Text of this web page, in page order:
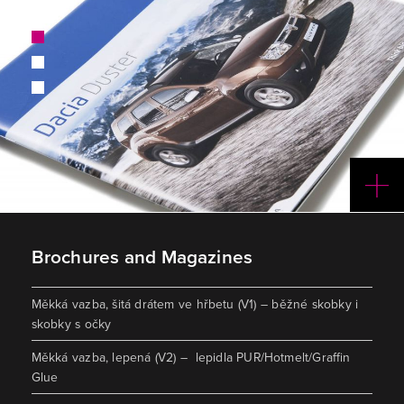
4 strany, 4/4 CMYK, 250g matná křída
Vnitřek:
92 stran, 4/4 CMYK, 115g lesklá křída
Vazba:
lepená vazba V2 - Hotmelt
2
3
4
Brochures and Magazines
Měkká vazba, šitá drátem ve hřbetu (V1) – běžné skobky i
skobky s očky
Měkká vazba, lepená (V2) – lepidla PUR/Hotmelt/Graffin
Glue